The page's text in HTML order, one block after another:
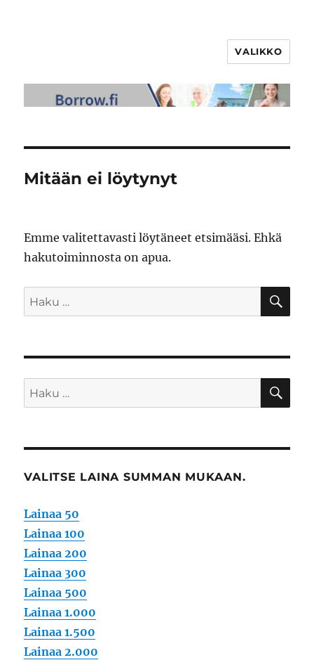
VALIKKO
Mitään ei löytynyt
Emme valitettavasti löytäneet etsimääsi. Ehkä
hakutoiminnosta on apua.
Etsi:
Etsi:
VALITSE LAINA SUMMAN MUKAAN.
Lainaa 50
Lainaa 100
Lainaa 200
Lainaa 300
Lainaa 500
Lainaa 1.000
Lainaa 1.500
Lainaa 2.000